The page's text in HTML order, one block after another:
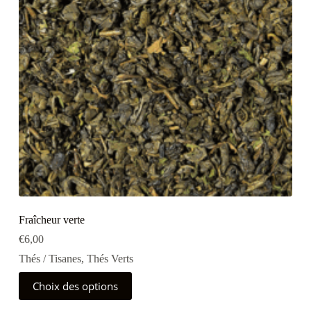
sur
la
page
du
produit
Fraîcheur verte
€6,00
Thés / Tisanes, Thés Verts
Choix des options
Ce
produit
a